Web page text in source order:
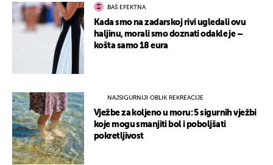
BAŠ EFEKTNA
Kada smo na zadarskoj rivi ugledali ovu
haljinu, morali smo doznati odakle je –
košta samo 18 eura
NAJSIGURNIJI OBLIK REKREACIJE
Vježbe za koljeno u moru: 5 sigurnih vježbi
koje mogu smanjiti bol i poboljšati
pokretljivost